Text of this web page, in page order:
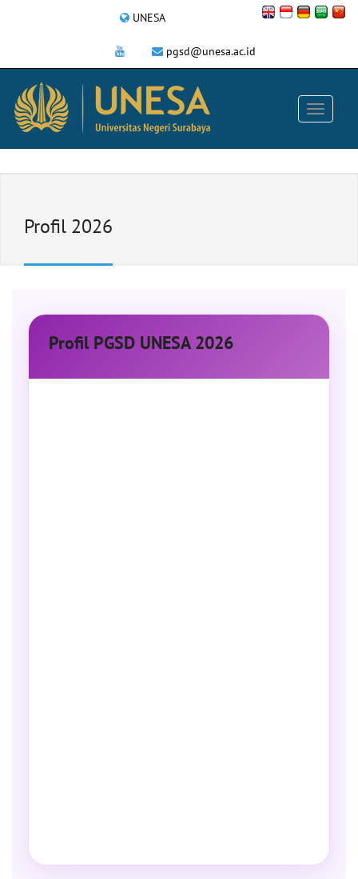
UNESA
pgsd@unesa.ac.id
Profil 2026
Profil PGSD UNESA 2026